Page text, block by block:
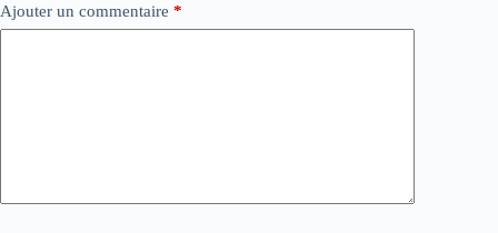
Ajouter un commentaire *